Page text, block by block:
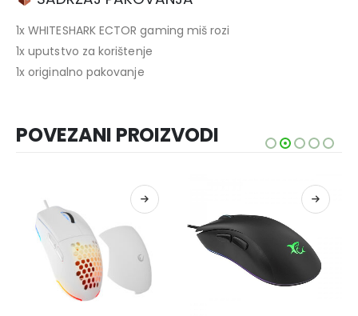
1x WHITESHARK ECTOR gaming miš rozi
1x uputstvo za korištenje
1x originalno pakovanje
POVEZANI PROIZVODI